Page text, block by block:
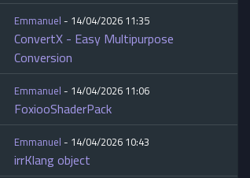
Emmanuel- 14/04/2026 11:35
ConvertX - Easy Multipurpose
Conversion
Emmanuel- 14/04/2026 11:06
FoxiooShaderPack
Emmanuel- 14/04/2026 10:43
irrKlang object